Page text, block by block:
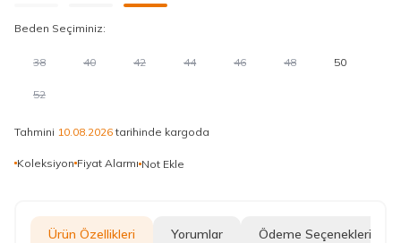
Beden Seçiminiz:
38 40 42 44 46 48 50
52
Tahmini 10.08.2026tarihinde kargoda
Koleksiyon Fiyat Alarmı Not Ekle
Ürün Özellikleri Yorumlar Ödeme Seçenekleri